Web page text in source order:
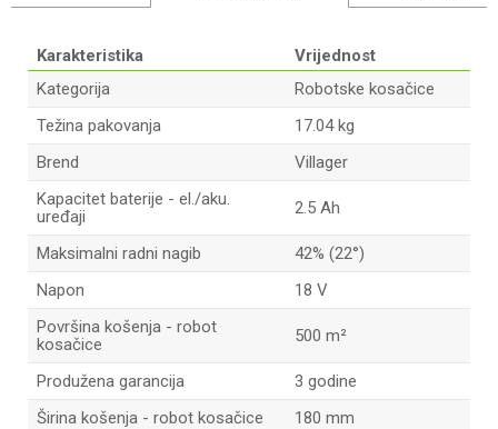
Karakteristika
Vrijednost
Kategorija
Robotske kosačice
Težina pakovanja
17.04 kg
Brend
Villager
Kapacitet baterije - el./aku.
uređaji
2.5 Ah
Maksimalni radni nagib
42% (22°)
Napon
18 V
Površina košenja - robot
kosačice
500 m²
Produžena garancija
3 godine
Širina košenja - robot kosačice
180 mm